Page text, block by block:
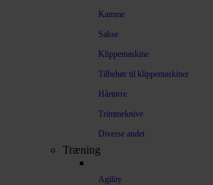
Kamme
Sakse
Klippemaskine
Tilbehør til klippemaskiner
Hårtørre
Trimmeknive
Diverse andet
Træning
Agility